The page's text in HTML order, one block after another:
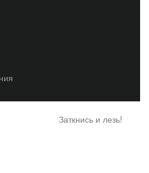
Заткнись и лезь!